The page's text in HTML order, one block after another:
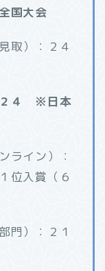
国大会
取）：２４
２４ ※日本
ライン）：
位入賞（６
門）：２１